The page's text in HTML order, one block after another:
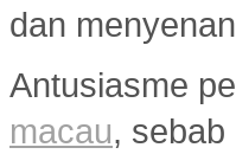
dan
Antusiasme
macau,